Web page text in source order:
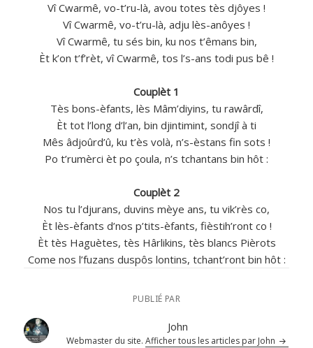
Vî Cwarmê, vo-t’ru-là, avou totes tès djôyes !
Vî Cwarmê, vo-t’ru-là, adju lès-anôyes !
Vî Cwarmê, tu sés bin, ku nos t’êmans bin,
Èt k’on t’f’rèt, vî Cwarmê, tos l’s-ans todi pus bê !
Couplèt 1
Tès bons-èfants, lès Mâm’diyins, tu rawârdî,
Èt tot l’long d’l’an, bin djintimint, sondjî à ti
Mês âdjoûrd’û, ku t’ès volà, n’s-èstans fin sots !
Po t’rumèrci èt po çoula, n’s tchantans bin hôt :
Couplèt 2
Nos tu l’djurans, duvins mèye ans, tu vik’rès co,
Èt lès-èfants d’nos p’tits-èfants, fièstih’ront co !
Èt tès Haguètes, tès Hârlikins, tès blancs Pièrots
Come nos l’fuzans duspôs lontins, tchant’ront bin hôt :
PUBLIÉ PAR
John
Webmaster du site. Afficher tous les articles par John